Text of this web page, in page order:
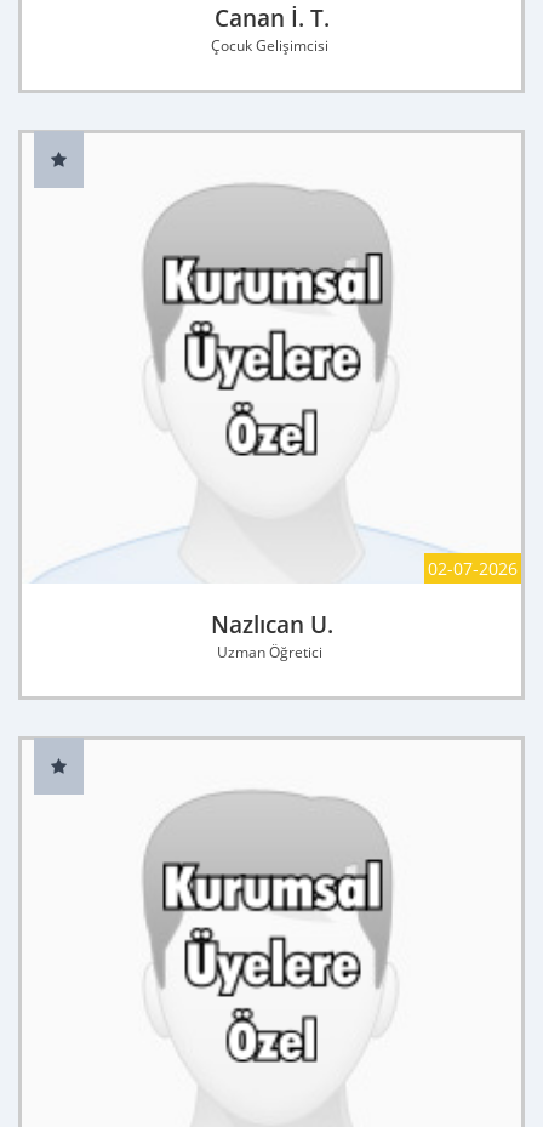
Canan İ. T.
Çocuk Gelişimcisi
02-07-2026
Nazlıcan U.
Uzman Öğretici